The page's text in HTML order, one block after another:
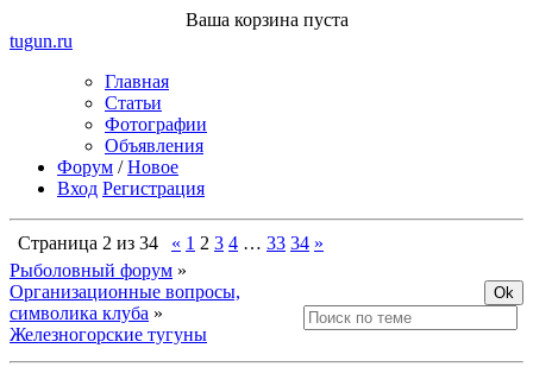
Ваша корзина пуста
tugun.ru
Главная
Статьи
Фотографии
Объявления
Форум /Новое
Вход Регистрация
Страница 2 из 34 « 1 2 3 4 … 33 34 »
Рыболовный форум »
Организационные вопросы,
символика клуба »
Железногорские тугуны